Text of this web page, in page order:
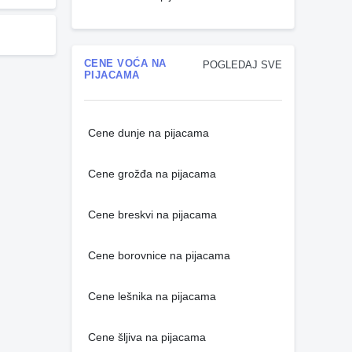
POGLEDAJ SVE
CENE VOĆA NA
PIJACAMA
Cene dunje na pijacama
Cene grožđa na pijacama
Cene breskvi na pijacama
Cene borovnice na pijacama
Cene lešnika na pijacama
Cene šljiva na pijacama